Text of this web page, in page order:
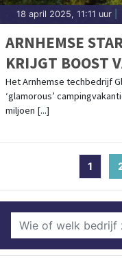
18 april 2025, 11:11 uur
ARNHEMSE
KRIJGT BOOST
FOUNDERS
INVESTEREN IN
Het Arnhemse techbedrijf
‘glamorous’
miljoen [...]
1